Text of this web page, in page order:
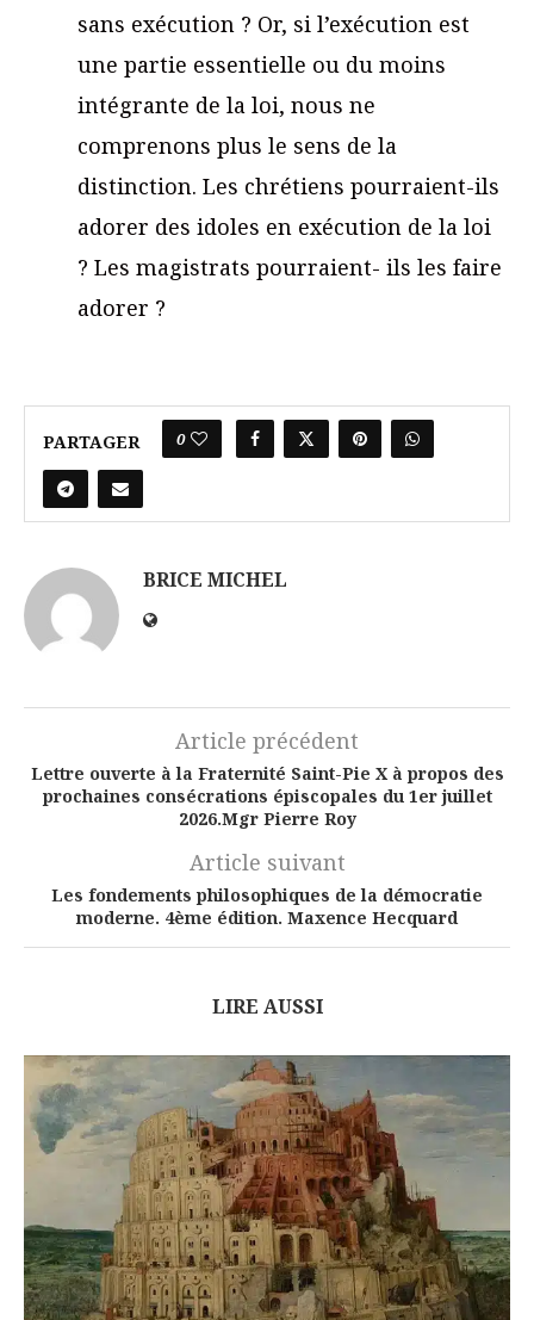
sans exécution ? Or, si l’exécution est
une partie essentielle ou du moins
intégrante de la loi, nous ne
comprenons plus le sens de la
distinction. Les chrétiens pourraient-ils
adorer des idoles en exécution de la loi
? Les magistrats pourraient- ils les faire
adorer ?
PARTAGER 0
BRICE MICHEL
Article précédent
Lettre ouverte à la Fraternité Saint-Pie X à propos des
prochaines consécrations épiscopales du 1er juillet
2026.Mgr Pierre Roy
Article suivant
Les fondements philosophiques de la démocratie
moderne. 4ème édition. Maxence Hecquard
LIRE AUSSI